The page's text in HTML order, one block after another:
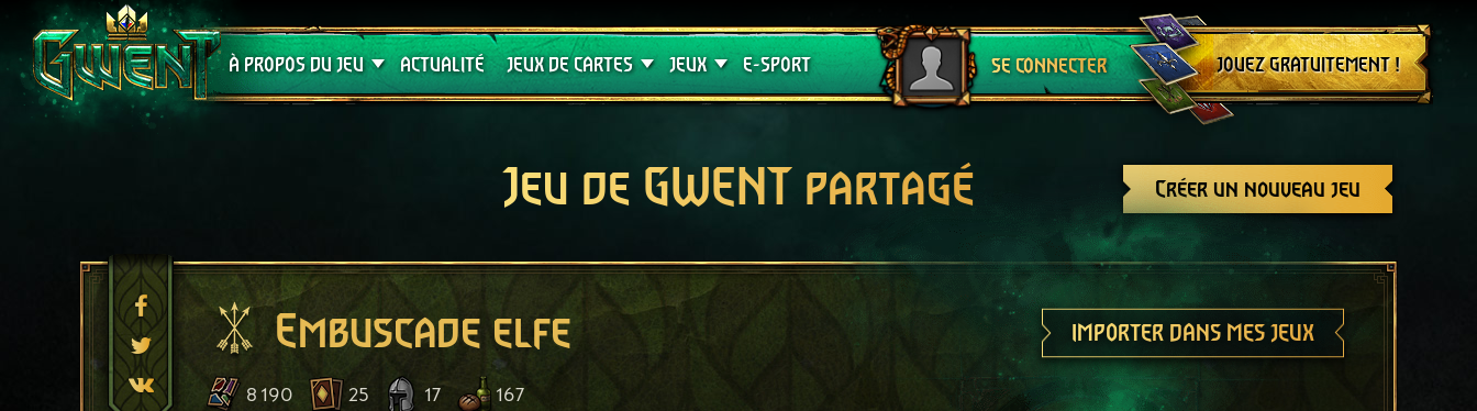
À PROPOS DU JEU
Assistance
ACTUALITÉ JEUX DE CARTES
Crimson Curse
JEUX
Guides de jeux
E-SPORT SE CONNECTER
Se déconnecter
JOUEZ GRATUITEMENT !
Créer un nouveau jeu
Jeu de GWENT partagé
Embuscade elfe IMPORTER DANS MES JEUX
8 190 25 17 167